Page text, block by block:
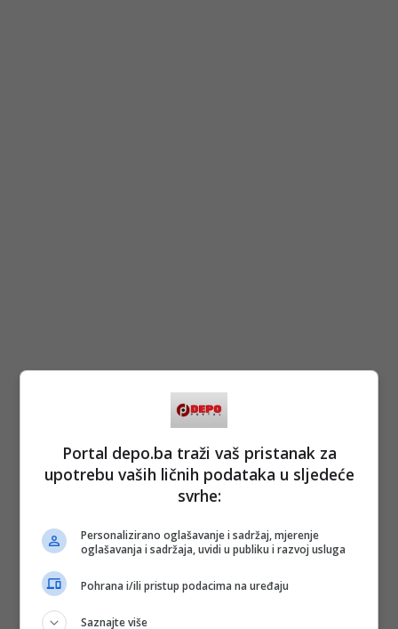
Portal depo.ba traži vaš pristanak za
upotrebu vaših ličnih podataka u sljedeće
svrhe:
Personalizirano oglašavanje i sadržaj, mjerenje
oglašavanja i sadržaja, uvidi u publiku i razvoj usluga
Pohrana i/ili pristup podacima na uređaju
Saznajte više